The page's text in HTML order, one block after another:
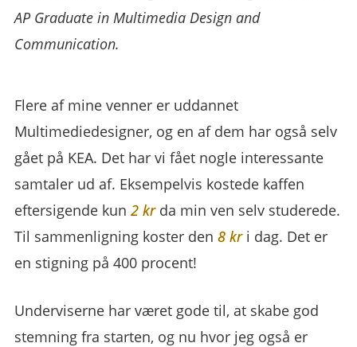
AP Graduate in Multimedia Design and
Communication.
Flere af mine venner er uddannet
Multimediedesigner, og en af dem har også selv
gået på KEA. Det har vi fået nogle interessante
samtaler ud af. Eksempelvis kostede kaffen
eftersigende kun2 krda min ven selv studerede.
Til sammenligning koster den8 kri dag. Det er
en stigning på 400 procent!
Underviserne har været gode til, at skabe god
stemning fra starten, og nu hvor jeg også er